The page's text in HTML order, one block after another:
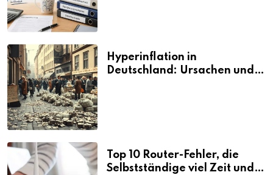
Hyperinflation in
Deutschland: Ursachen und
Top 10 Router-Fehler, die
Selbstständige viel Zeit und